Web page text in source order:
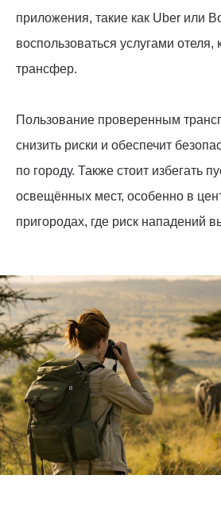
приложения, такие как Uber или
воспользоваться услугами отеля,
трансфер.
Пользование проверенным
снизить риски и обеспечит
по городу. Также стоит избегать
освещённых мест, особенно в
пригородах, где риск нападений